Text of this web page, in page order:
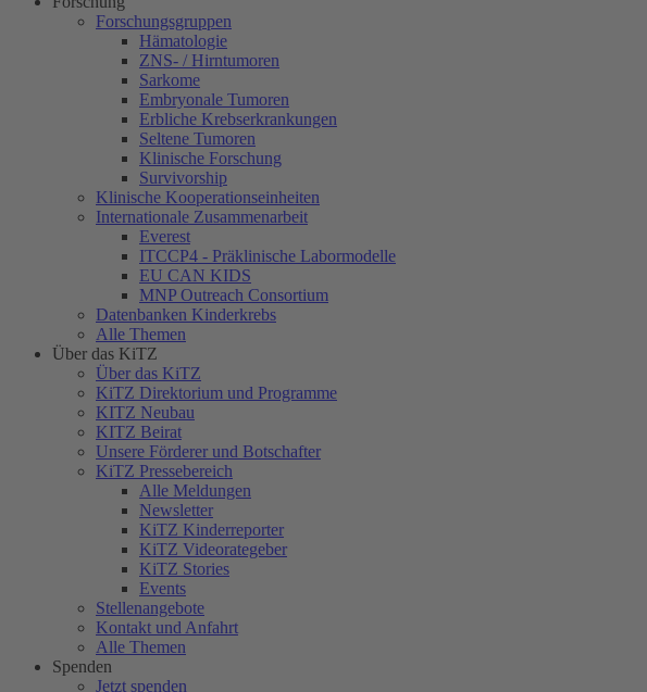
Forschungsgruppen
Hämatologie
ZNS- / Hirntumoren
Sarkome
Embryonale Tumoren
Erbliche Krebserkrankungen
Seltene Tumoren
Klinische Forschung
Survivorship
Klinische Kooperationseinheiten
Internationale Zusammenarbeit
Everest
ITCCP4 - Präklinische Labormodelle
EU CAN KIDS
MNP Outreach Consortium
Datenbanken Kinderkrebs
Alle Themen
Über das KiTZ
Über das KiTZ
KiTZ Direktorium und Programme
KITZ Neubau
KITZ Beirat
Unsere Förderer und Botschafter
KiTZ Pressebereich
Alle Meldungen
Newsletter
KiTZ Kinderreporter
KiTZ Videorategeber
KiTZ Stories
Events
Stellenangebote
Kontakt und Anfahrt
Alle Themen
Spenden
Jetzt spenden